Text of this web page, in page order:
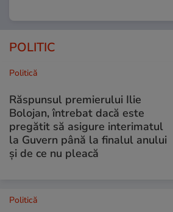
POLITIC
Politică
Răspunsul premierului Ilie
Bolojan, întrebat dacă este
pregătit să asigure interimatul
la Guvern până la finalul anului
și de ce nu pleacă
Politică